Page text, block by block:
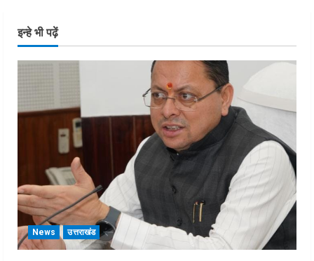
इन्हे भी पढ़ें
News उत्तराखंड